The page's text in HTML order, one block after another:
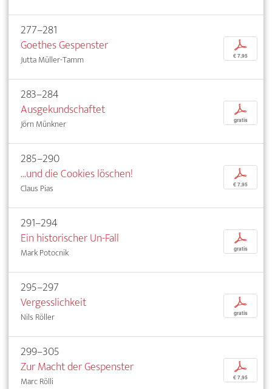
277–281
Goethes Gespenster
Jutta Müller-Tamm
p
€ 7,95
283–284
Ausgekundschaftet
Jörn Münkner
p
gratis
285–290
...und die Cookies löschen!
Claus Pias
p
€ 7,95
291–294
Ein historischer Un-Fall
Mark Potocnik
p
gratis
295–297
Vergesslichkeit
Nils Röller
p
gratis
299–305
Zur Macht der Gespenster
Marc Rölli
p
€ 7,95